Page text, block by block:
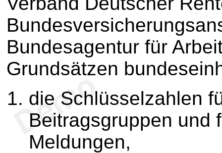
Bundesagentur für
Grundsätzen
die Schlüsselzahlen
Beitragsgruppen und
Meldungen,